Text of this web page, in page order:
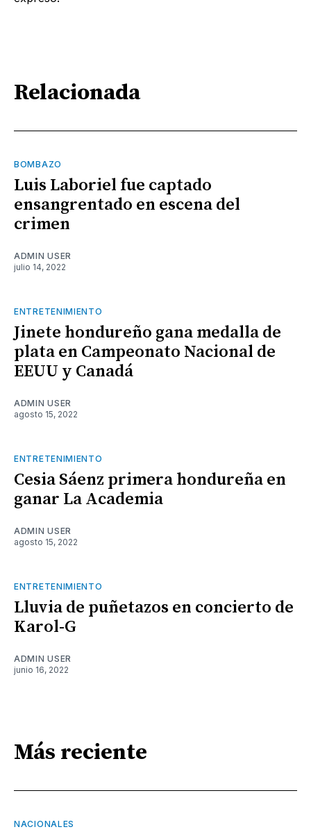
Relacionada
BOMBAZO
Luis Laboriel fue captado
ensangrentado en escena del
crimen
ADMIN USER
julio 14, 2022
ENTRETENIMIENTO
Jinete hondureño gana medalla de
plata en Campeonato Nacional de
EEUU y Canadá
ADMIN USER
agosto 15, 2022
ENTRETENIMIENTO
Cesia Sáenz primera hondureña en
ganar La Academia
ADMIN USER
agosto 15, 2022
ENTRETENIMIENTO
Lluvia de puñetazos en concierto de
Karol-G
ADMIN USER
junio 16, 2022
Más reciente
NACIONALES